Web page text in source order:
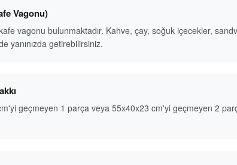
Vagonu)
vagonu bulunmaktadır. Kahve, çay, soğuk içecekler,
yanınızda getirebilirsiniz.
geçmeyen 1 parça veya 55x40x23 cm'yi geçmeyen 2